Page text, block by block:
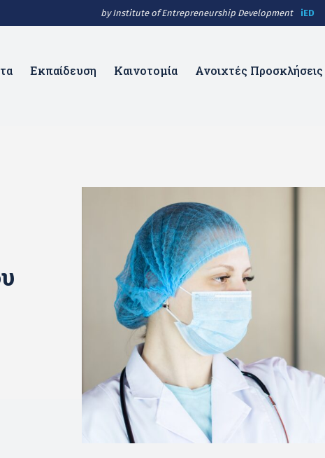
by Institute of Entrepreneurship Development iED
Εκπαίδευση Καινοτομία Ανοιχτές Προσκλήσεις